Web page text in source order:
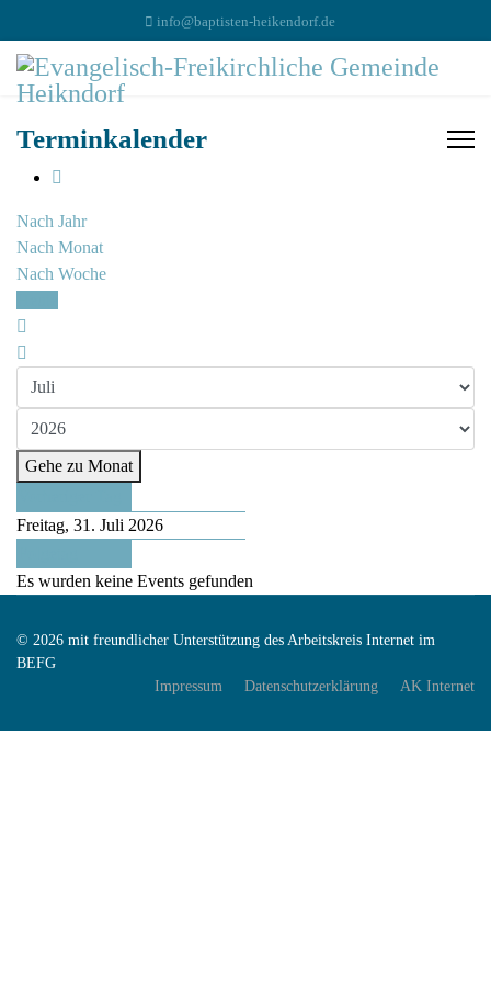
info@baptisten-heikendorf.de
Terminkalender
Nach Jahr
Nach Monat
Nach Woche
Gehe zu Monat
Freitag, 31. Juli 2026
Es wurden keine Events gefunden
© 2026 mit freundlicher Unterstützung des Arbeitskreis Internet im
BEFG
Impressum
Datenschutzerklärung AK Internet